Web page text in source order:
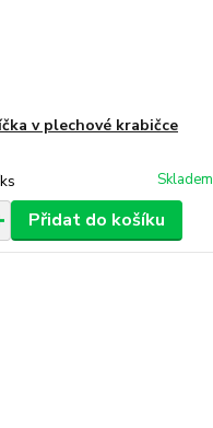
v plechové krabičce
ks Skladem
Přidat do košíku